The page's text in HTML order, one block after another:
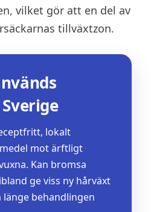
vilket gör att en del av
tillväxtzon.
lokalt
mot ärftligt
Kan bromsa
ge viss ny hårväxt
länge behandlingen